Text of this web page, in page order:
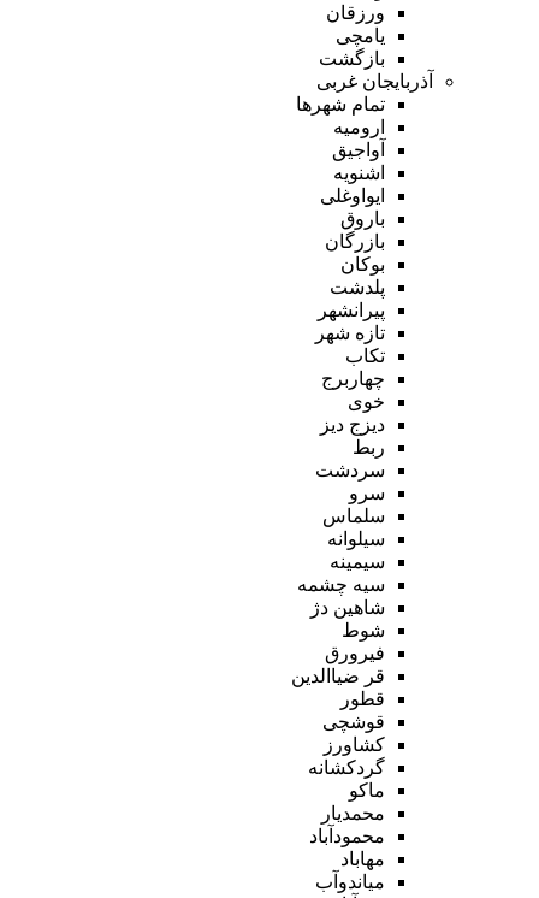
ورزقان
یامچی
بازگشت
آذربایجان غربی
تمام شهر‌ها
ارومیه
آواجیق
اشنویه
ایواوغلی
باروق
بازرگان
بوکان
پلدشت
پیرانشهر
تازه شهر
تکاب
چهاربرج
خوی
دیزج دیز
ربط
سردشت
سرو
سلماس
سیلوانه
سیمینه
سیه چشمه
شاهین دژ
شوط
فیرورق
قر ضیاالدین
قطور
قوشچی
کشاورز
گردکشانه
ماکو
محمدیار
محمودآباد
مهاباد
میاندوآب